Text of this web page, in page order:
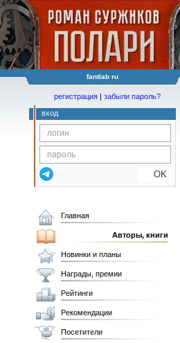
fantlab ru
регистрация | забыли пароль?
вход
OK
Главная
Авторы, книги
Новинки и планы
Награды, премии
Рейтинги
Рекомендации
Посетители